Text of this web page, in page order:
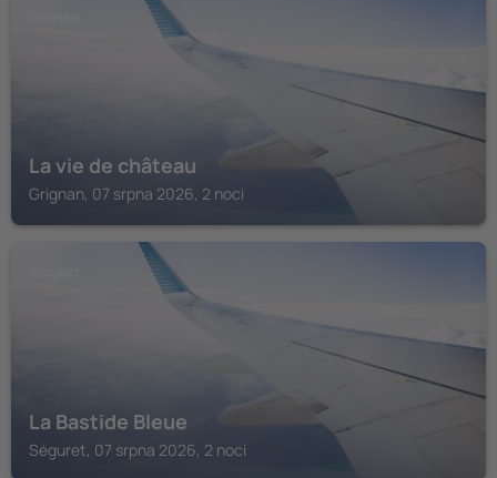
La vie de château
Grignan, 07 srpna 2026, 2 noci
La Bastide Bleue
Séguret, 07 srpna 2026, 2 noci